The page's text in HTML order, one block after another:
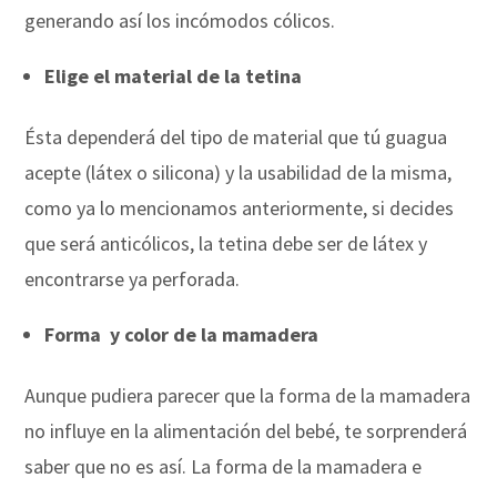
generando así los incómodos cólicos.
Elige el material de la tetina
Ésta dependerá del tipo de material que tú guagua
acepte (látex o silicona) y la usabilidad de la misma,
como ya lo mencionamos anteriormente, si decides
que será anticólicos, la tetina debe ser de látex y
encontrarse ya perforada.
Forma y color de la mamadera
Aunque pudiera parecer que la forma de la mamadera
no influye en la alimentación del bebé, te sorprenderá
saber que no es así. La forma de la mamadera e